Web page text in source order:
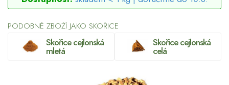
PODOBNÉ ZBOŽÍ JAKO SKOŘICE
Skořice cejlonská
mletá
Skořice cejlonská
celá